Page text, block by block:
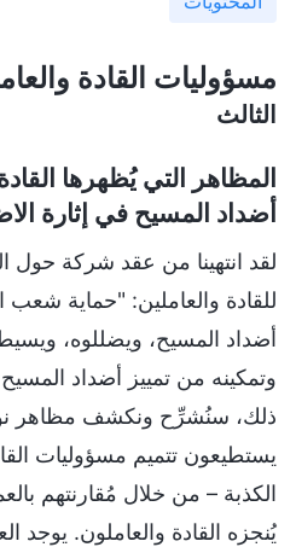
مسؤوليات القادة
الثالث
المظاهر التي يُظهرها
أضداد المسيح في إثارة
لقد انتهينا من عقد شركة حول
للقادة والعاملين: "حماية شعب
أضداد المسيح، ويضللوه،
وتمكينه من تمييز أضداد
ذلك، سنُشرِّح ونكشف مظاهر
يستطيعون تتميم مسؤوليات
الكذبة – من خلال مُقارنتهم
يُنجزه القادة والعاملون. يوجد